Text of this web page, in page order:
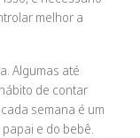
melhor a
Algumas até
de contar
semana é um
e do bebê.